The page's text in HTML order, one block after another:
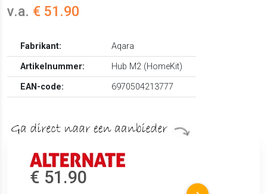
v.a. € 51.90
Fabrikant:
Aqara
Artikelnummer:
Hub M2 (HomeKit)
EAN-code:
6970504213777
€ 51.90